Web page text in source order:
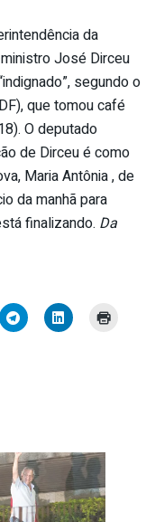
da
José Dirceu
segundo o
que tomou café
O deputado
de Dirceu é como
Maria Antônia , de
da manhã para
finalizando. Da